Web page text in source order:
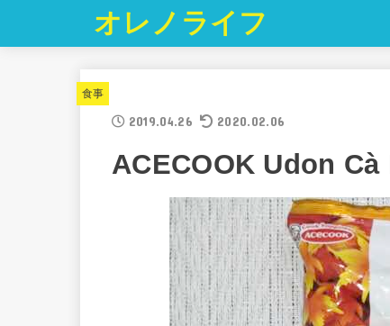
オレノライフ
食事
2019.04.26 2020.02.06
ACECOOK Udon Cà